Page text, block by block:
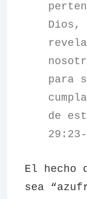
Dios,
para
de
El hecho
sea